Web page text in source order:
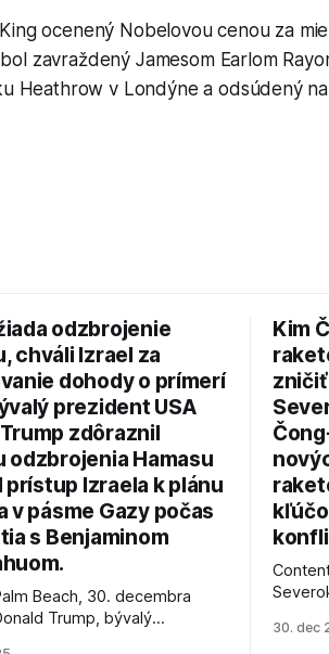
ocenený Nobelovou cenou za
zavraždený Jamesom Earlom
Heathrow v Londýne a odsúdený
odzbrojenie
chváli Izrael za
dohody o prímerí
prezident USA
zdôraznil
odzbrojenia Hamasu
prístup Izraela k plánu
v pásme Gazy počas
s Benjaminom
Beach, 30. decembra
Trump, bývalý
Kim
30. dec